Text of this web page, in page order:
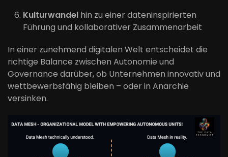
Kulturwandel hin zu einer dateninspirierten
Führung und kollaborativer Zusammenarbeit
In einer zunehmend digitalen Welt entscheidet die
richtige Balance zwischen Autonomie und
Governance darüber, ob Unternehmen innovativ und
wettbewerbsfähig bleiben – oder in Anarchie
versinken.